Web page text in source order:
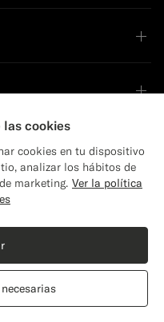
Close
Unidos?
para ti.
(USD)
las cookies
cookies en tu dispositivo
analizar los hábitos de
marketing. Ver la política